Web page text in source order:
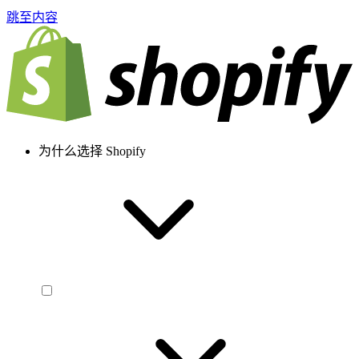
跳至内容
为什么选择 Shopify